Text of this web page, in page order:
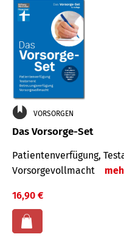
VORSORGEN
Das Vorsorge-Set
Patienten­ver­fügung,
Vor­sorge­voll­macht
16,90 €